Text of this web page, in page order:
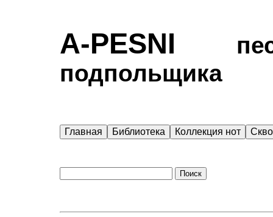
A-PESNI
подпольщика
Главная Библиотека Коллекция нот